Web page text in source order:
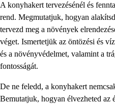
A konyhakert tervezésénél és
rend. Megmutatjuk, hogyan
tervezd meg a növények
véget. Ismertetjük az öntözési és
és a növényvédelmet, valamint a
fontosságát.
De ne feledd, a konyhakert
Bemutatjuk, hogyan élvezheted az